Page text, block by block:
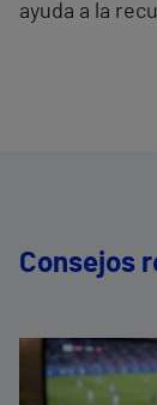
ayuda a la
Consejos